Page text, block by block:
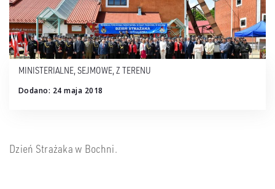
MINISTERIALNE, SEJMOWE, Z TERENU
Dodano: 24 maja 2018
Dzień Strażaka w Bochni.